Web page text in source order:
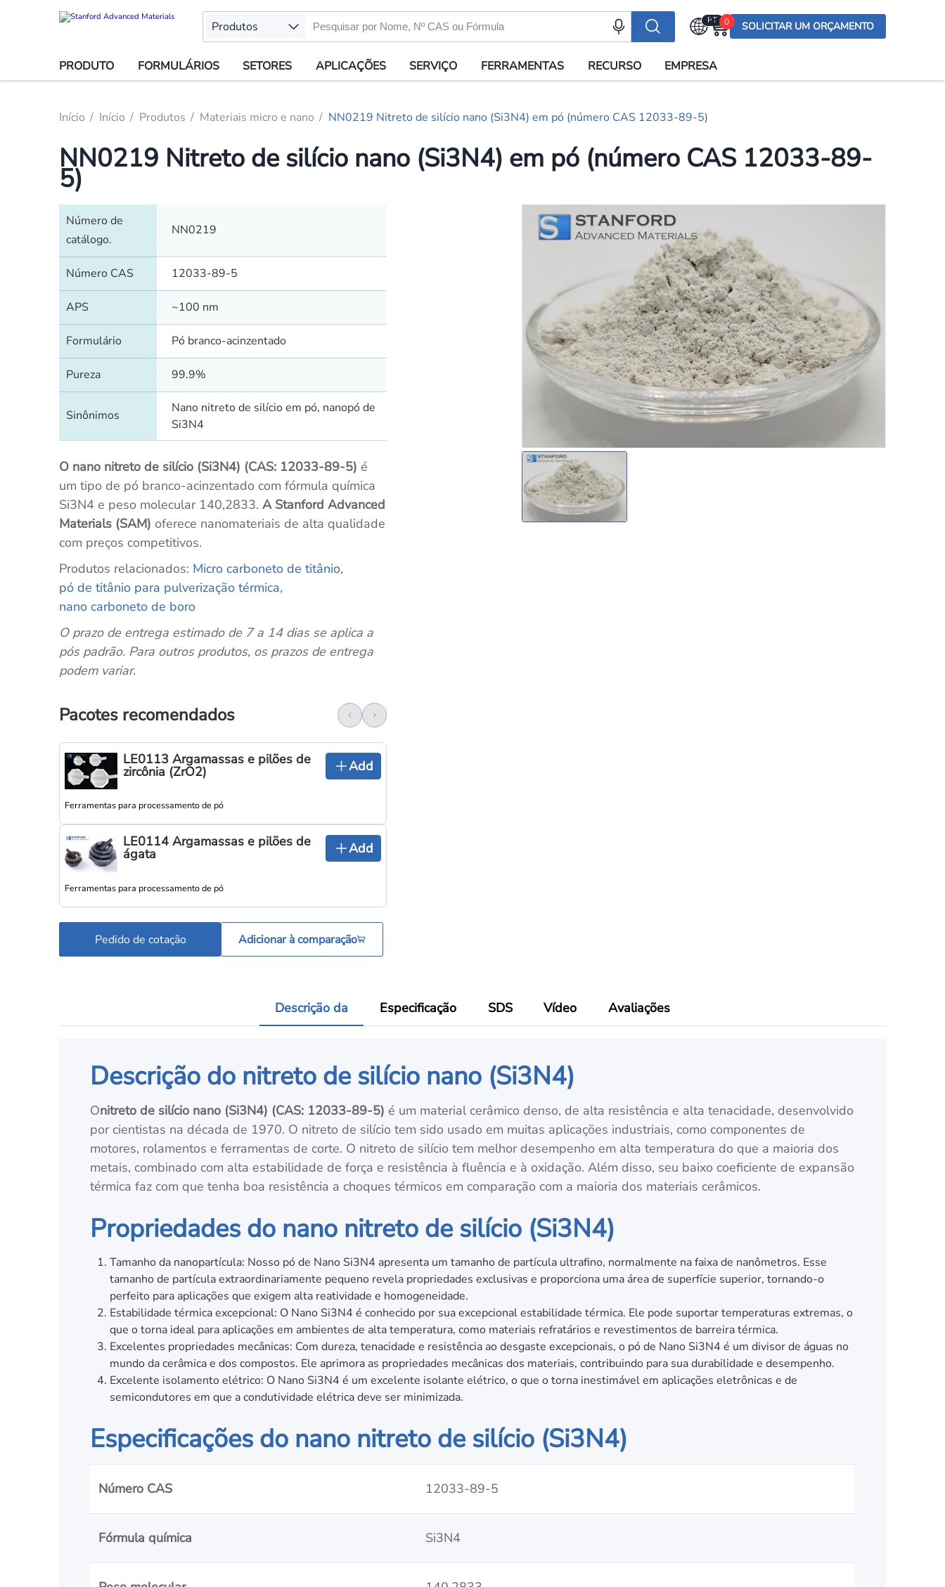
Produtos PT
English (US)
Española
Deutsch
Français
日本語
Русский
한국어
Português
العربية
Nederland
Polska
Sverige
भारत
0 SOLICITAR UM ORÇAMENTO
PRODUTO FORMULÁRIOS SETORES APLICAÇÕES SERVIÇO FERRAMENTAS RECURSO EMPRESA
Início Início Produtos Materiais micro e nano NN0219 Nitreto de silício nano (Si3N4) em pó (número CAS 12033-89-5)
NN0219 Nitreto de silício nano (Si3N4) em pó (número CAS 12033-89-
5)
Número de
catálogo.
NN0219
Número CAS 12033-89-5
APS ~100 nm
Formulário Pó branco-acinzentado
Pureza 99.9%
Sinônimos
Nano nitreto de silício em pó, nanopó de
Si3N4
O nano nitreto de silício (Si3N4) (CAS: 12033-89-5) é
um tipo de pó branco-acinzentado com fórmula química
Si3N4 e peso molecular 140,2833. A Stanford Advanced
Materials (SAM) oferece nanomateriais de alta qualidade
com preços competitivos.
Produtos relacionados: Micro carboneto de titânio,
pó de titânio para pulverização térmica,
nano carboneto de boro
O prazo de entrega estimado de 7 a 14 dias se aplica a
pós padrão. Para outros produtos, os prazos de entrega
podem variar.
Pacotes recomendados
LE0113 Argamassas e pilões de
zircônia (ZrO2) Add
Ferramentas para processamento de pó
LE0114 Argamassas e pilões de
ágata Add
Ferramentas para processamento de pó
Pedido de cotação Adicionar à comparação
Descrição da Especificação SDS Vídeo Avaliações
Descrição do nitreto de silício nano (Si3N4)
Onitreto de silício nano (Si3N4) (CAS: 12033-89-5) é um material cerâmico denso, de alta resistência e alta tenacidade, desenvolvido
por cientistas na década de 1970. O nitreto de silício tem sido usado em muitas aplicações industriais, como componentes de
motores, rolamentos e ferramentas de corte. O nitreto de silício tem melhor desempenho em alta temperatura do que a maioria dos
metais, combinado com alta estabilidade de força e resistência à fluência e à oxidação. Além disso, seu baixo coeficiente de expansão
térmica faz com que tenha boa resistência a choques térmicos em comparação com a maioria dos materiais cerâmicos.
Propriedades do nano nitreto de silício (Si3N4)
Tamanho da nanopartícula: Nosso pó de Nano Si3N4 apresenta um tamanho de partícula ultrafino, normalmente na faixa de nanômetros. Esse
tamanho de partícula extraordinariamente pequeno revela propriedades exclusivas e proporciona uma área de superfície superior, tornando-o
perfeito para aplicações que exigem alta reatividade e homogeneidade.
Estabilidade térmica excepcional: O Nano Si3N4 é conhecido por sua excepcional estabilidade térmica. Ele pode suportar temperaturas extremas, o
que o torna ideal para aplicações em ambientes de alta temperatura, como materiais refratários e revestimentos de barreira térmica.
Excelentes propriedades mecânicas: Com dureza, tenacidade e resistência ao desgaste excepcionais, o pó de Nano Si3N4 é um divisor de águas no
mundo da cerâmica e dos compostos. Ele aprimora as propriedades mecânicas dos materiais, contribuindo para sua durabilidade e desempenho.
Excelente isolamento elétrico: O Nano Si3N4 é um excelente isolante elétrico, o que o torna inestimável em aplicações eletrônicas e de
semicondutores em que a condutividade elétrica deve ser minimizada.
Especificações do nano nitreto de silício (Si3N4)
Número CAS 12033-89-5
Fórmula química Si3N4